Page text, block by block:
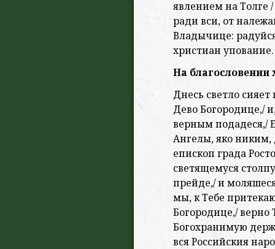
явлением на Толге /
ради вси, от
Владычице:
христиан упование.
На благословении
Днесь светло
Дево Богородице,/
верным подадеся,/
Ангелы, яко
епископ града
светящемуся
прейде,/ и
мы, к Тебе
Богородице,/ верно
Богохранимую
вся Российския